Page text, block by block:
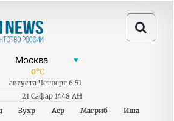
0°C
августа Четверг,6:51
21 Сафар 1448 AH
Зухр Аср Магриб Иша